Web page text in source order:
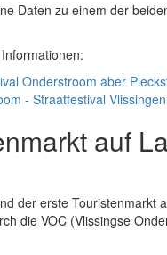
Daten zu einem der
Onderstroom aber
- Straatfestival Vlissingen
auf
der erste Touristenmarkt
die VOC (Vlissingse